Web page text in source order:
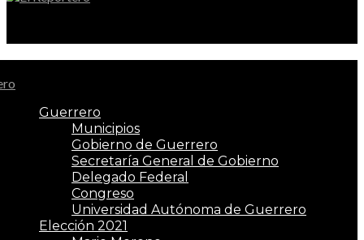
Guerrero
Municipios
Gobierno de Guerrero
Secretaría General de Gobierno
Delegado Federal
Congreso
Universidad Autónoma de Guerrero
Elección 2021